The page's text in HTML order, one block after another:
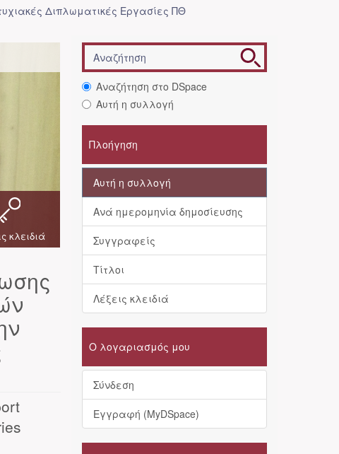
Διπλωματικές Εργασίες ΠΘ
κλειδιά
Αναζήτηση στο DSpace
Αυτή η συλλογή
Πλοήγηση
Αυτή η συλλογή
Ανά ημερομηνία δημοσίευσης
Συγγραφείς
Τίτλοι
Λέξεις κλειδιά
Ο λογαριασμός μου
Σύνδεση
Εγγραφή (MyDSpace)